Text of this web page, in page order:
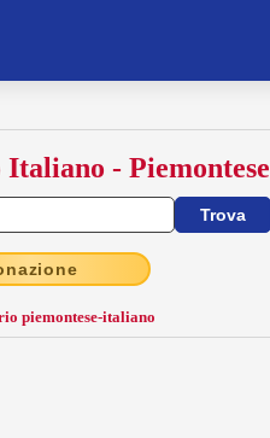
- Piemontese
piemontese-italiano